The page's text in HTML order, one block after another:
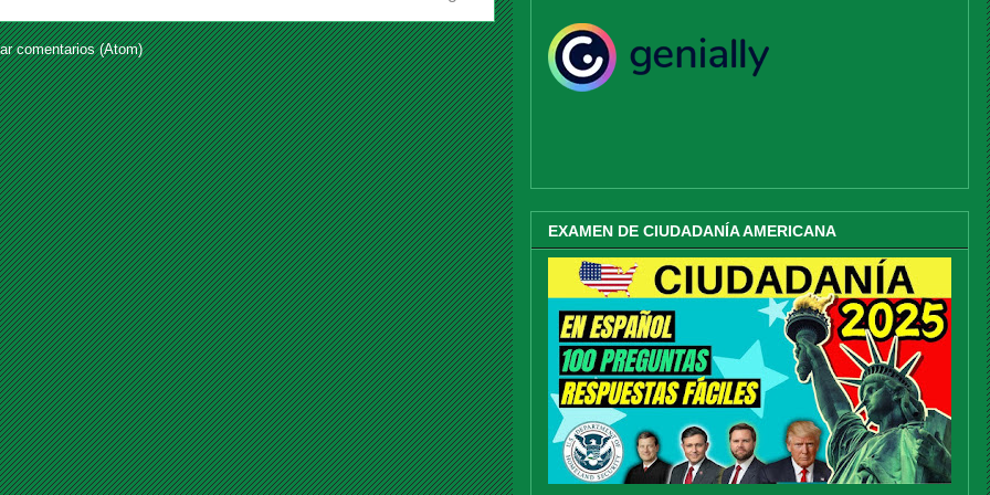
comentarios (Atom)
EXAMEN DE CIUDADANÍA AMERICANA